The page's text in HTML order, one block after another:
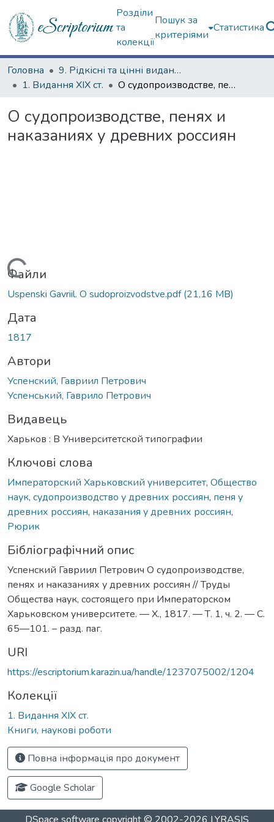
Розділи
та
колекції
Пошук за
критеріями
Статистика
Головна
9. Рідкісні та цінні видання
1. Видання ХІХ ст.
О судопроизводстве, пенях и наказаниях у древних россиян
О судопроизводстве, пенях и
наказаниях у древних россиян
Вантажиться...
Файли
Uspenski Gavriil. O sudoproizvodstve.pdf(21,16 MB)
Дата
1817
Автори
Успенский, Гавриил Петрович
Успенський, Гаврило Петрович
Видавець
Харьков : В Университетской типографии
Ключові слова
Императорский Харьковский университет, Общество
наук, судопроизводство у древних россиян, пеня у
древних россиян, наказания у древних россиян,
Рюрик
Бібліографічний опис
Успенский Гавриил Петрович О судопроизводстве,
пенях и наказаниях у древних россиян // Труды
Общества наук, состоящего при Императорском
Харьковском университете. — Х., 1817. — Т. 1, ч. 2. — С.
65—101. – разд. паг.
URI
https://escriptorium.karazin.ua/handle/1237075002/1204
Колекції
1. Видання ХІХ ст.
Книги, наукові роботи
Повна інформація про документ
Google Scholar